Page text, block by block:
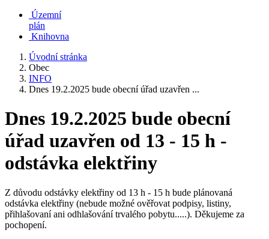
Územní
plán
Knihovna
Úvodní stránka
Obec
INFO
Dnes 19.2.2025 bude obecní úřad uzavřen ...
Dnes 19.2.2025 bude obecní
úřad uzavřen od 13 - 15 h -
odstávka elektřiny
Z důvodu odstávky elektřiny od 13 h - 15 h bude plánovaná
odstávka elektřiny (nebude možné ověřovat podpisy, listiny,
přihlašovaní ani odhlašování trvalého pobytu.....). Děkujeme za
pochopení.